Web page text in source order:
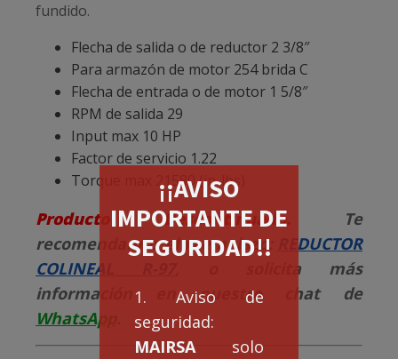
¡¡AVISO
IMPORTANTE DE
SEGURIDAD!!
1. Aviso de
seguridad:
MAIRSA solo
fundido.
Flecha de salida o de reductor 2 3/8″
Para armazón de motor 254 brida C
Flecha de entrada o de motor 1 5/8″
RPM de salida 29
Input max 10 HP
Factor de servicio 1.22
Torque max 21580 (in-lbs)
Producto Descontinuado.
Te
recomendamos el reemplazo:
REDUCTOR
COLINEAL R-97
, o solicita más
información en nuestro chat de
WhatsApp